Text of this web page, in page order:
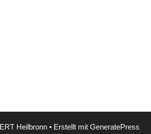
Heilbronn • Erstellt mit GeneratePress